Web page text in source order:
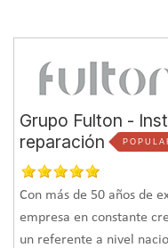
Grupo Fulton -
reparación
Con más de 50 años de
empresa en constante
un referente a nivel